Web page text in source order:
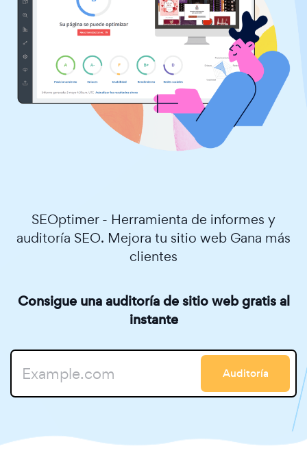
SEOptimer - Herramienta de informes y
auditoría SEO. Mejora tu sitio web Gana más
clientes
Consigue una auditoría de sitio web gratis al
instante
Auditoría